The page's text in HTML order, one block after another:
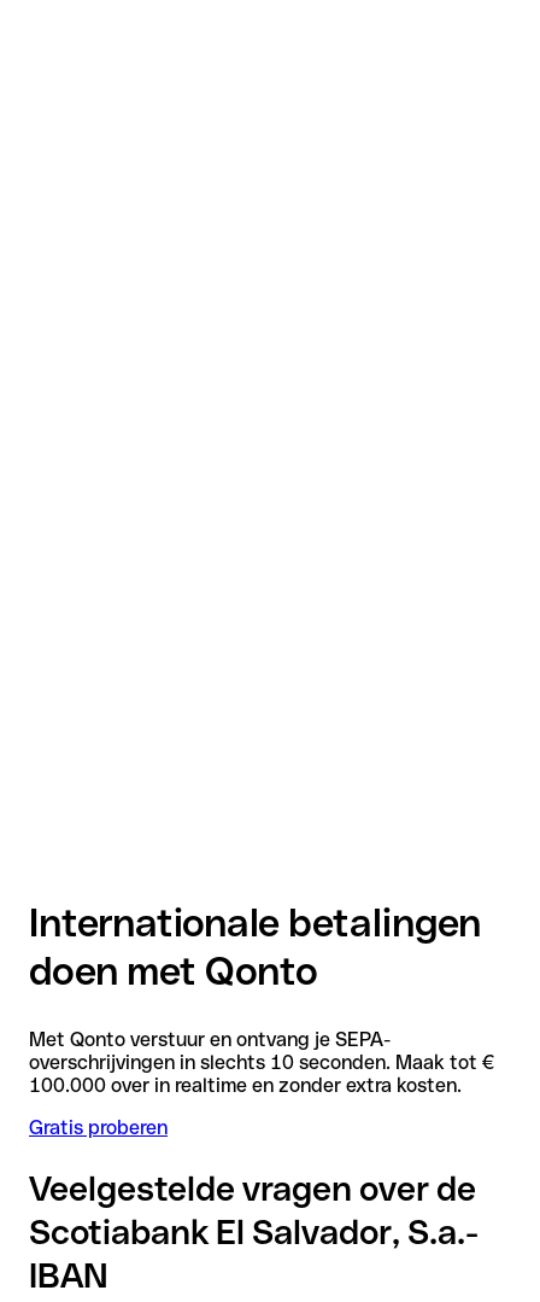
Internationale betalingen
doen met Qonto
Met Qonto verstuur en ontvang je SEPA-
overschrijvingen in slechts 10 seconden. Maak tot €
100.000 over in realtime en zonder extra kosten.
Gratis proberen
Veelgestelde vragen over de
Scotiabank El Salvador, S.a.-
IBAN